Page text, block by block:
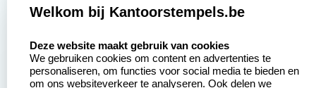
Aanvraag op maat
Contact opnemen
Welkom bij Kantoorstempels.be
Deze website maakt gebruik van cookies
We gebruiken cookies om content en advertenties te
personaliseren, om functies voor social media te bieden en
om ons websiteverkeer te analyseren. Ook delen we